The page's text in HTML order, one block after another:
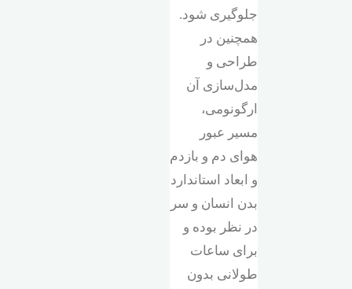
جلوگیری شود.
همچنین در
طراحی و
مدل‌سازی آن
ارگونومی،
مسیر عبور
هوای دم و بازدم
و ابعاد استاندارد
بدن انسان و سر
در نظر بوده و
برای ساعات
طولانی بدون